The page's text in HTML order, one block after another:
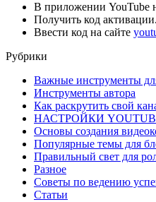
В приложении YouTube
Получить код активации.
Ввести код на сайте
Рубрики
Важные инструменты
Инструменты автора
Как раскрутить свой
НАСТРОЙКИ
Основы создания
Популярные темы для
Правильный свет для
Разное
Советы по ведению
Статьи